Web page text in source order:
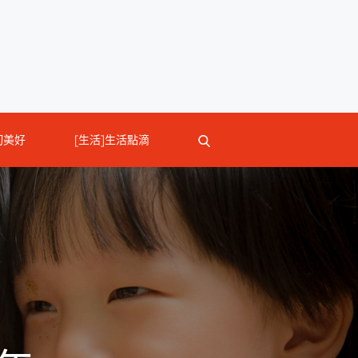
美好 [生活]生活點滴